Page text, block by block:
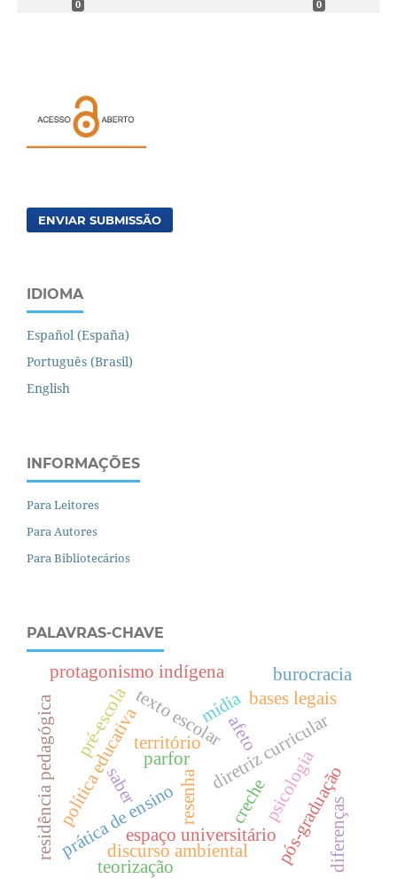
0 0
ENVIAR SUBMISSÃO
IDIOMA
Español (España)
Português (Brasil)
English
INFORMAÇÕES
Para Leitores
Para Autores
Para Bibliotecários
PALAVRAS-CHAVE
resenha
território diretriz curricular
prática de ensino
texto escolar
espaço universitáriopós-graduação
protagonismo indígena
saber
política educativa
discurso ambiental
mídia
residência pedagógica parfor
pré-escola
creche
bases legais
psicologia
teorização diferenças
afeto
burocracia